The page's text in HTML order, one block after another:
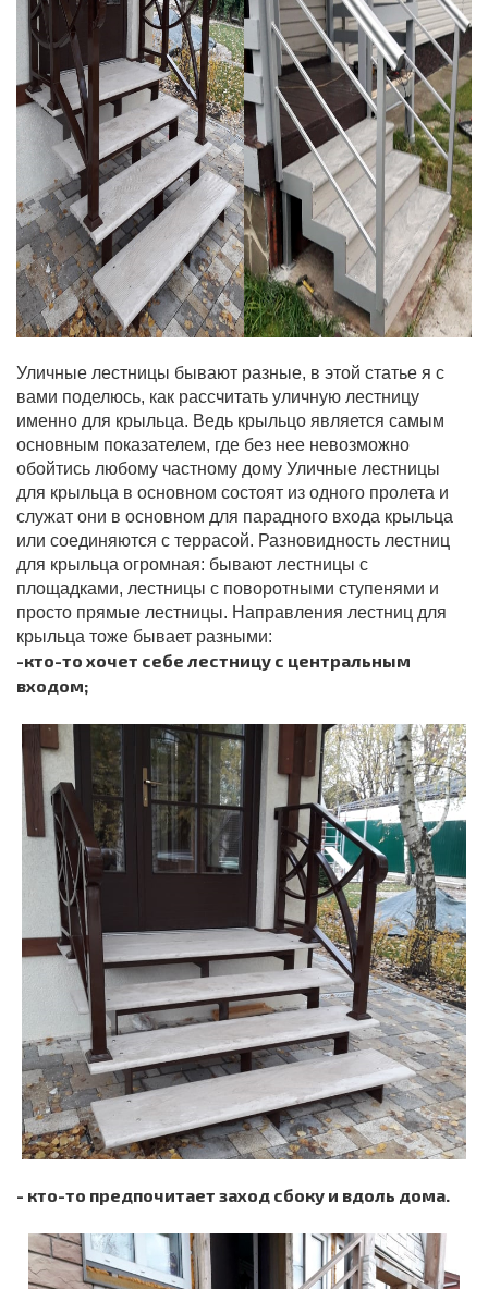
Уличные лестницы бывают разные, в этой статье я с
вами поделюсь, как рассчитать уличную лестницу
именно для крыльца. Ведь крыльцо является самым
основным показателем, где без нее невозможно
обойтись любому частному дому Уличные лестницы
для крыльца в основном состоят из одного пролета и
служат они в основном для парадного входа крыльца
или соединяются с террасой. Разновидность лестниц
для крыльца огромная: бывают лестницы с
площадками, лестницы с поворотными ступенями и
просто прямые лестницы. Направления лестниц для
крыльца тоже бывает разными:
-кто-то хочет себе лестницу с центральным
входом;
- кто-то предпочитает заход сбоку и вдоль дома.